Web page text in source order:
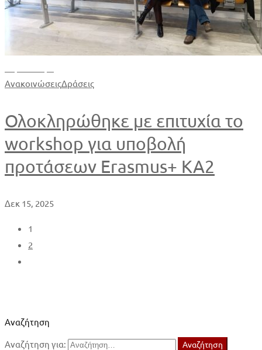
ΑνακοινώσειςΔράσεις
Ολοκληρώθηκε με επιτυχία το
workshop για υποβολή
προτάσεων Erasmus+ KA2
Δεκ 15, 2025
1
2
Αναζήτηση
Αναζήτηση για:
Αναζήτηση